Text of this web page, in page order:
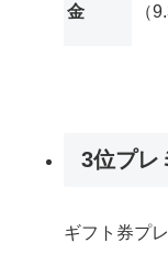
金
（
3位プレ
ギフト券プ